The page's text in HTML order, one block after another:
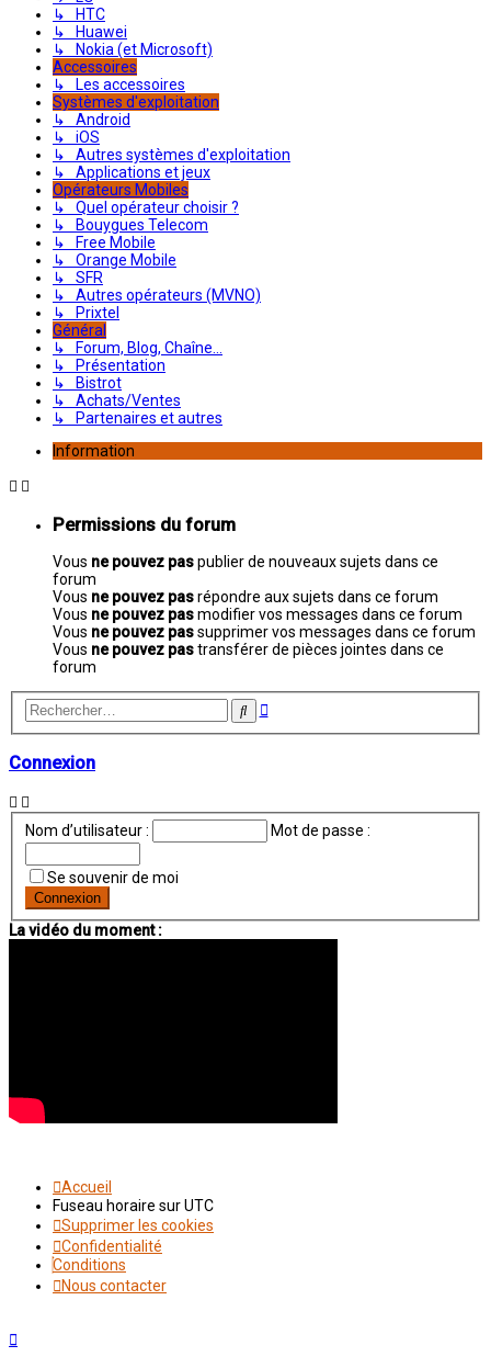
↳ HTC
↳ Huawei
↳ Nokia (et Microsoft)
Accessoires
↳ Les accessoires
Systèmes d'exploitation
↳ Android
↳ iOS
↳ Autres systèmes d'exploitation
↳ Applications et jeux
Opérateurs Mobiles
↳ Quel opérateur choisir ?
↳ Bouygues Telecom
↳ Free Mobile
↳ Orange Mobile
↳ SFR
↳ Autres opérateurs (MVNO)
↳ Prixtel
Général
↳ Forum, Blog, Chaîne...
↳ Présentation
↳ Bistrot
↳ Achats/Ventes
↳ Partenaires et autres
Information
Permissions du forum
Vous ne pouvez paspublier de nouveaux sujets dans ce
forum
Vous ne pouvez pasrépondre aux sujets dans ce forum
Vous ne pouvez pasmodifier vos messages dans ce forum
Vous ne pouvez passupprimer vos messages dans ce forum
Vous ne pouvez pastransférer de pièces jointes dans ce
forum
Rechercher
Recherche
Connexion
Nom d’utilisateur : Mot de passe :
Se souvenir de moi
La vidéo du moment :
Accueil
Fuseau horaire surUTC
Supprimer les cookies
Confidentialité
Conditions
Nous contacter